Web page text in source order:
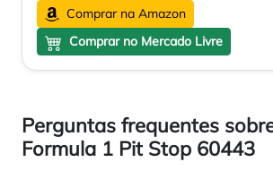
Comprar na Amazon
Comprar no Mercado Livre
Perguntas frequentes
Formula 1 Pit Stop 60443